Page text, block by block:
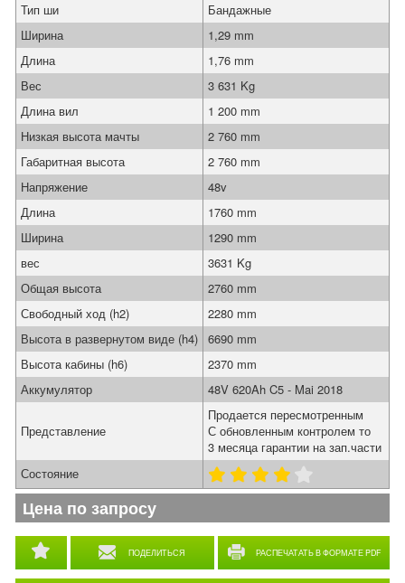
ПОДЕЛИТЬСЯ РАСПЕЧАТАТЬ В ФОРМАТЕ PDF
Тип ши
Бандажные
Ширина
1,29 mm
Длина
1,76 mm
Вес
3 631 Kg
Длина вил
1 200 mm
Низкая высота мачты
2 760 mm
Габаритная высота
2 760 mm
Напряжение
48v
Длина
1760 mm
Ширина
1290 mm
вес
3631 Kg
Общая высота
2760 mm
Свободный ход (h2)
2280 mm
Высота в развернутом виде (h4) 6690 mm
Высота кабины (h6)
2370 mm
Аккумулятор
48V 620Ah C5 - Mai 2018
Представление
Продается пересмотренным
С обновленным контролем то
3 месяца гарантии на зап.части
Состояние
Цена по запросу